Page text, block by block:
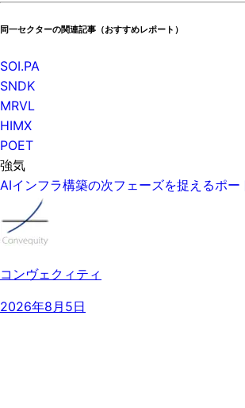
同一セクターの関連記事（おすすめレポート）
SOI.PA
SNDK
MRVL
HIMX
POET
強気
AIインフラ構築の次フェーズを捉えるポ
コンヴェクィティ
2026年8月5日